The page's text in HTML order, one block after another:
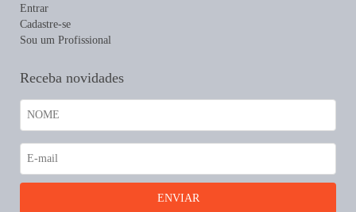
Entrar
Cadastre-se
Sou um Profissional
Receba novidades